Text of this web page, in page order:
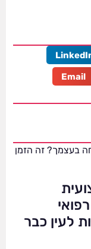
Email
בעצמך? זה הזמן
לעין כבר